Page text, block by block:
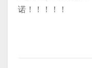
诺！！！！！